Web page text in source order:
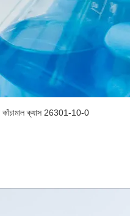
ক্যাস 26301-10-0